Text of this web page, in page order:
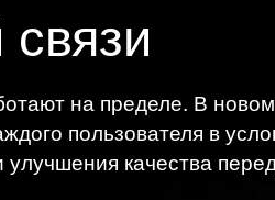
на пределе. В
пользователя в
качества